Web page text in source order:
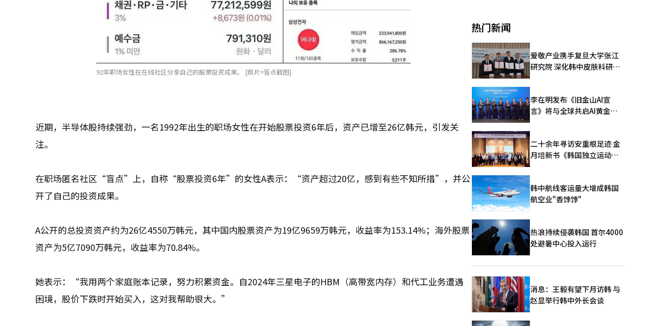
92年职场女性在在线社区分享自己的股票投资成果。 [照片=盲点截图]
近期，半导体股持续强劲，一名1992年出生的职场女性在开始股票投资6年后，资产已增至26亿韩元，引发关
注。
在职场匿名社区“盲点”上，自称“股票投资6年”的女性A表示：“资产超过20亿，感到有些不知所措”，并公
开了自己的投资成果。
A公开的总投资资产约为26亿4550万韩元，其中国内股票资产为19亿9659万韩元，收益率为153.14%；海外股票
资产为5亿7090万韩元，收益率为70.84%。
她表示：“我用两个家庭账本记录，努力积累资金。自2024年三星电子的HBM（高带宽内存）和代工业务遭遇
困境，股价下跌时开始买入，这对我帮助很大。”
热门新闻
爱敬产业携手复旦大学张江
研究院 深化韩中皮肤科研合
李在明发布《旧金山AI宣
言》将与全球共启AI黄金时
二十余年寻访安重根足迹 金
月培新书《韩国独立运动圣
韩中航线客运量大增成韩国
航空业"香饽饽"
热浪持续侵袭韩国 首尔4000
处避暑中心投入运行
消息：王毅有望下月访韩 与
赵显举行韩中外长会谈